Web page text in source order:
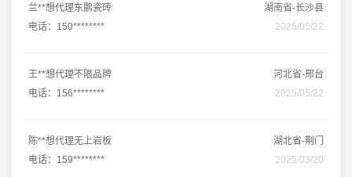
兰**想代理东鹏瓷砖
湖南省-长沙县
电话：150********
2025/05/22
王**想代理不限品牌
河北省-邢台
电话：156********
2025/05/22
陈**想代理无上岩板
湖北省-荆门
电话：159********
2025/03/20